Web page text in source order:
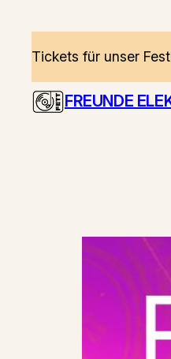
springen
Tickets für unser
FREUNDE